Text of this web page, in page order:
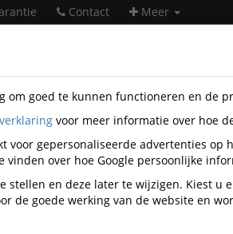
Contact Meer
Displays Folderstandaards
OUTLET
om goed te kunnen functioneren en de
voor meer informatie over hoe
voor gepersonaliseerde advertenties op
vinden over hoe Google persoonlijke
stellen en deze later te wijzigen. Kiest u
de goede werking van de website en